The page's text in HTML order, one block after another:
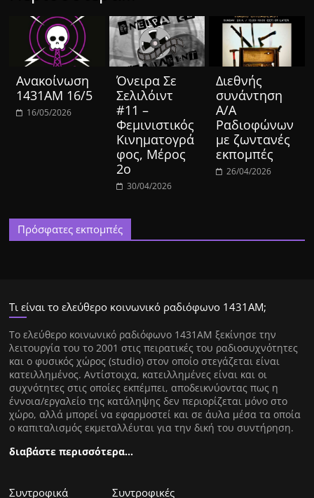
Ανακοίνωση
1431ΑΜ 16/5
16/05/2026
Όνειρα Σε
Σελιλόιντ
#11 –
Φεμινιστικός
Κινηματογρά
φος, Μέρος
2ο
30/04/2026
Διεθνής
συνάντηση
Α/Α
Ραδιοφώνων
με ζωντανές
εκπομπές
26/04/2026
Πρόσφατες εκπομπές
Τι είναι το ελεύθερο κοινωνικό ραδιόφωνο 1431ΑΜ;
Tο ελεύθερο κοινωνικό ραδιόφωνο 1431AM ξεκίνησε την
λειτουργία του το 2001 στις πειρατικές του ραδιοσυχνότητες
και ο φυσικός χώρος (studio) στον οποίο στεγάζεται είναι
κατειλλημένος. Αντίστοιχα, κατειλλημένες είναι και οι
συχνότητες στις οποίες εκπέμπει, αποδεικνύοντας πως η
έννοια/εργαλείο της κατάληψης δεν περιορίζεται μόνο στο
χώρο, αλλά μπορεί να εφαρμοστεί και σε άυλα μέσα τα οποία
ο καπιταλισμός εκμεταλλέυται για την δική του συντήρηση.
διαβάστε περισσότερα…
Συντροφικά Συντροφικές